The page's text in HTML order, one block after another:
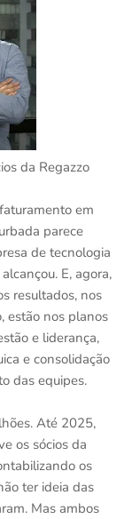
da Regazzo
em
parece
de tecnologia
E, agora,
resultados, nos
estão nos planos
e liderança,
e consolidação
das equipes.
Até 2025,
os sócios da
os
ter ideia das
Mas ambos